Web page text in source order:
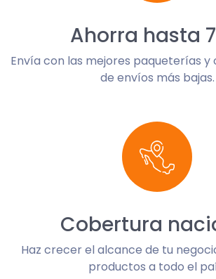
Ahorra hasta
Envía con las mejores paqueterías
de envíos más bajas.
Cobertura
Haz crecer el alcance de tu
productos a todo el